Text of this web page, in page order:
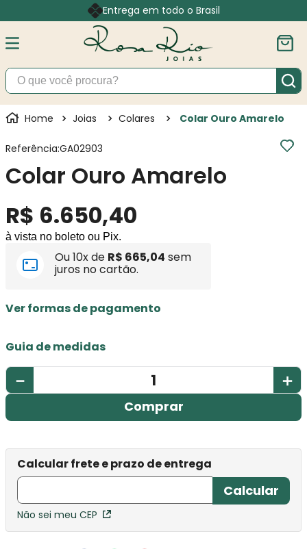
Entrega em todo o Brasil
O que você procura?
Joias Colares Colar Ouro Amarelo
Referência:GA02903
Colar Ouro Amarelo
R$ 6.650,40
à vista no boleto ou Pix.
Ou10x de R$ 665,04 sem
juros no cartão.
Ver formas de pagamento
Guia de medidas
＋
－
Comprar
Não sei meu CEP